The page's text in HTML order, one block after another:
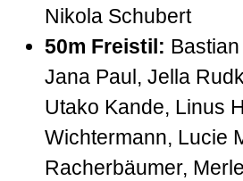
Nikola Schubert
50m Freistil:
Jana Paul, Jella
Utako Kande, Linus
Wichtermann, Lucie
Racherbäumer, Merle